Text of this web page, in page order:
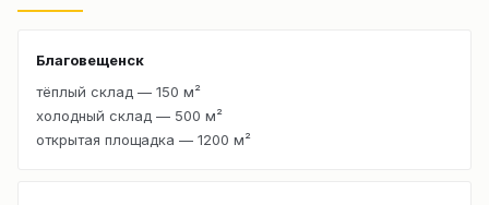
Благовещенск
тёплый склад — 150 м²
холодный склад — 500 м²
открытая площадка — 1200 м²